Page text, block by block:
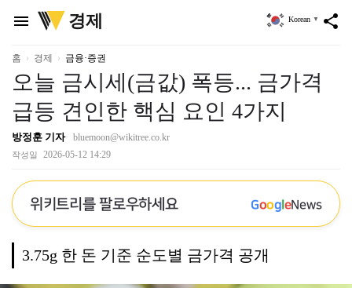
menu
위
키
리
경제 share
Korean ▼
홈 경제 금융·증권
오늘 금시세(금값) 폭등... 금가격
급등 견인한 핵심 요인 4가지
방정훈 기자 bluemoon@wikitree.co.kr
작성일 2026-05-12 14:29
위키트리를 팔로우하세요 GoogleNews
3.75g 한 돈 기준 순도별 금가격 공개